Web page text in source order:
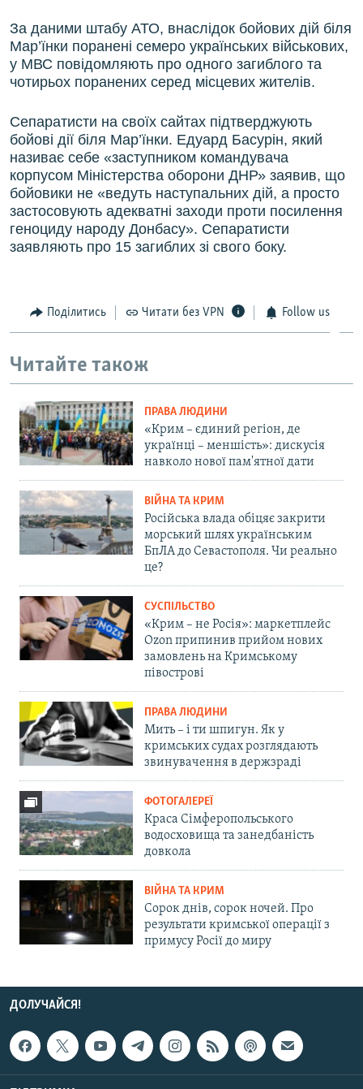
За даними штабу АТО, внаслідок бойових дій біля
Мар’їнки поранені семеро українських військових,
у МВС повідомляють про одного загиблого та
чотирьох поранених серед місцевих жителів.
Сепаратисти на своїх сайтах підтверджують
бойові дії біля Мар’їнки. Едуард Басурін, який
називає себе «заступником командувача
корпусом Міністерства оборони ДНР» заявив, що
бойовики не «ведуть наступальних дій, а просто
застосовують адекватні заходи проти посилення
геноциду народу Донбасу». Сепаратисти
заявляють про 15 загиблих зі свого боку.
Поділитись Читати без VPN Follow us
Читайте також
ПРАВА ЛЮДИНИ
«Крим – єдиний регіон, де
українці – меншість»: дискусія
навколо нової пам'ятної дати
ВІЙНА ТА КРИМ
Російська влада обіцяє закрити
морський шлях українським
БпЛА до Севастополя. Чи реально
це?
СУСПІЛЬСТВО
«Крим – не Росія»: маркетплейс
Ozon припинив прийом нових
замовлень на Кримському
півострові
ПРАВА ЛЮДИНИ
Мить – і ти шпигун. Як у
кримських судах розглядають
звинувачення в держзраді
ФОТОГАЛЕРЕЇ
Краса Сімферопольського
водосховища та занедбаність
довкола
ВІЙНА ТА КРИМ
Сорок днів, сорок ночей. Про
результати кримської операції з
примусу Росії до миру
ДОЛУЧАЙСЯ!